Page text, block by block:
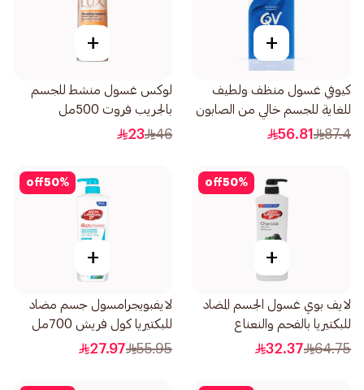
+
كيوفي غسول منظف ولطيف
للغاية للجسم خالي من الصابون
250جرام
87.4
56.81
+
لوكس غسول منشط للجسم
بالجريب فروت 500مل
46
23
50%
off
+
لايف بوي غسول الجسم المضاد
للبكتيريا بالفحم والنعناع
700مل
64.75
32.37
50%
off
+
لايفبويجرامسول جسم مضاد
للبكتيريا كول فريش 700مل
55.95
27.97